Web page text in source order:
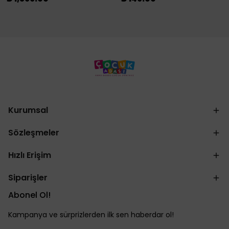
Kurumsal
Sözleşmeler
Hızlı Erişim
Siparişler
Abonel Ol!
Kampanya ve sürprizlerden ilk sen haberdar ol!